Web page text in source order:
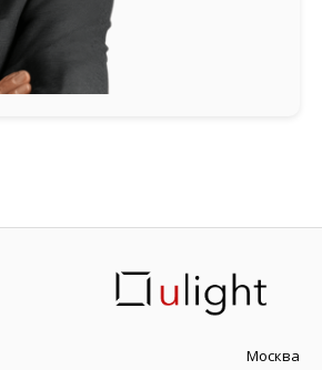
Москва